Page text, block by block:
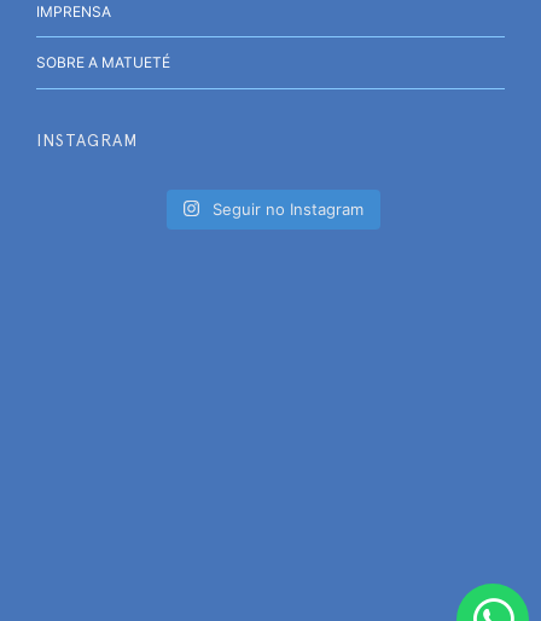
IMPRENSA
SOBRE A MATUETÉ
INSTAGRAM
Seguir no Instagram